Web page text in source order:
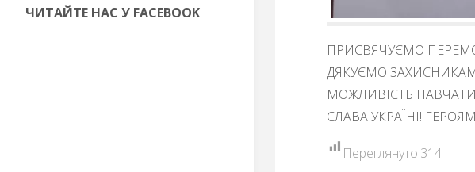
ПРИСВЯЧУЄМО
ДЯКУЄМО
МОЖЛИВІСТЬ НАВЧАТИ
СЛАВА УКРАЇНІ!
Переглянуто:314
ЧИТАЙТЕ НАС У FACEBOOK